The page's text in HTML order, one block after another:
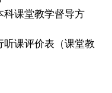
科课堂教学督导方
听课评价表（课堂教